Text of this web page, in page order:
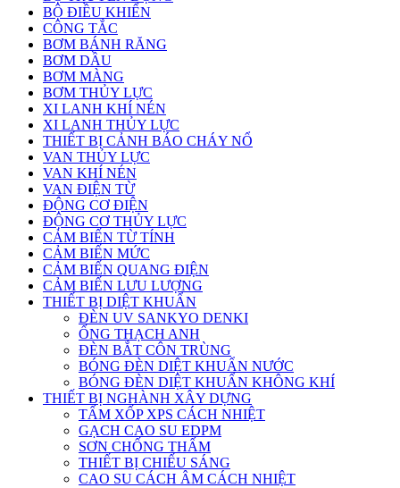
BỘ ĐIỀU KHIỂN
CÔNG TẮC
BƠM BÁNH RĂNG
BƠM DẦU
BƠM MÀNG
BƠM THỦY LỰC
XI LANH KHÍ NÉN
XI LANH THỦY LỰC
THIẾT BỊ CẢNH BÁO CHÁY NỔ
VAN THỦY LỰC
VAN KHÍ NÉN
VAN ĐIỆN TỪ
ĐỘNG CƠ ĐIỆN
ĐỘNG CƠ THỦY LỰC
CẢM BIẾN TỪ TÍNH
CẢM BIẾN MỨC
CẢM BIẾN QUANG ĐIỆN
CẢM BIẾN LƯU LƯỢNG
THIẾT BỊ DIỆT KHUẨN
ĐÈN UV SANKYO DENKI
ỐNG THẠCH ANH
ĐÈN BẮT CÔN TRÙNG
BÓNG ĐÈN DIỆT KHUẨN NƯỚC
BÓNG ĐÈN DIỆT KHUẨN KHÔNG KHÍ
THIẾT BỊ NGHÀNH XÂY DỰNG
TẤM XỐP XPS CÁCH NHIỆT
GẠCH CAO SU EDPM
SƠN CHỐNG THẤM
THIẾT BỊ CHIẾU SÁNG
CAO SU CÁCH ÂM CÁCH NHIỆT